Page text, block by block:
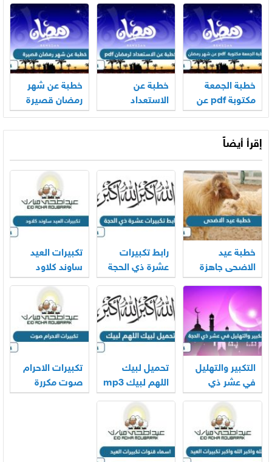
خطبة الجمعة
مكتوبة pdf عن
شهر رمضان
خطبة عن
الاستعداد
لرمضان pdf
خطبة عن شهر
رمضان قصيرة
إقرأ أيضاً
خطبة عيد
الاضحى جاهزة
2026
رابط تكبيرات
عشرة ذي الحجة
mp3 بجودة
عالية 2026
تكبيرات العيد
ساوند كلاود
بجودة عالية
التكبير والتهليل
في عشر ذي
الحجة mp3
تحميل لبيك
اللهم لبيك mp3
الحرم المكي
2026
تكبيرات الاحرام
صوت مكررة